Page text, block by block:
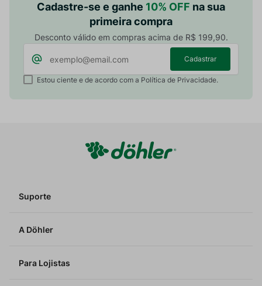
Cadastre-se e ganhe 10% OFF na sua
primeira compra
Desconto válido em compras acima de R$ 199,90.
Cadastrar
Estou ciente e de acordo com a Política de Privacidade.
Suporte
A Döhler
Para Lojistas